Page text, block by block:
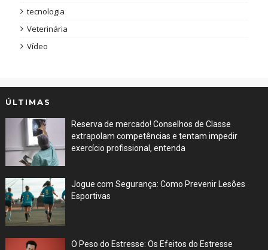
tecnologia
Veterinária
Vídeo
ÚLTIMAS
Reserva de mercado! Conselhos de Classe
extrapolam competências e tentam impedir
exercício profissional, entenda
Jogue com Segurança: Como Prevenir Lesões
Esportivas
O Peso do Estresse: Os Efeitos do Estresse